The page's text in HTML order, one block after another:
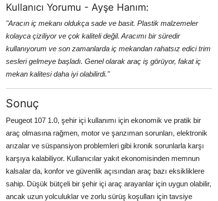
Kullanıcı Yorumu - Ayşe Hanım:
"Aracın iç mekanı oldukça sade ve basit. Plastik malzemeler
kolayca çiziliyor ve çok kaliteli değil. Aracımı bir süredir
kullanıyorum ve son zamanlarda iç mekandan rahatsız edici trim
sesleri gelmeye başladı. Genel olarak araç iş görüyor, fakat iç
mekan kalitesi daha iyi olabilirdi."
Sonuç
Peugeot 107 1.0, şehir içi kullanımı için ekonomik ve pratik bir
araç olmasına rağmen, motor ve şanzıman sorunları, elektronik
arızalar ve süspansiyon problemleri gibi kronik sorunlarla karşı
karşıya kalabiliyor. Kullanıcılar yakıt ekonomisinden memnun
kalsalar da, konfor ve güvenlik açısından araç bazı eksikliklere
sahip. Düşük bütçeli bir şehir içi araç arayanlar için uygun olabilir,
ancak uzun yolculuklar ve zorlu sürüş koşulları için tavsiye